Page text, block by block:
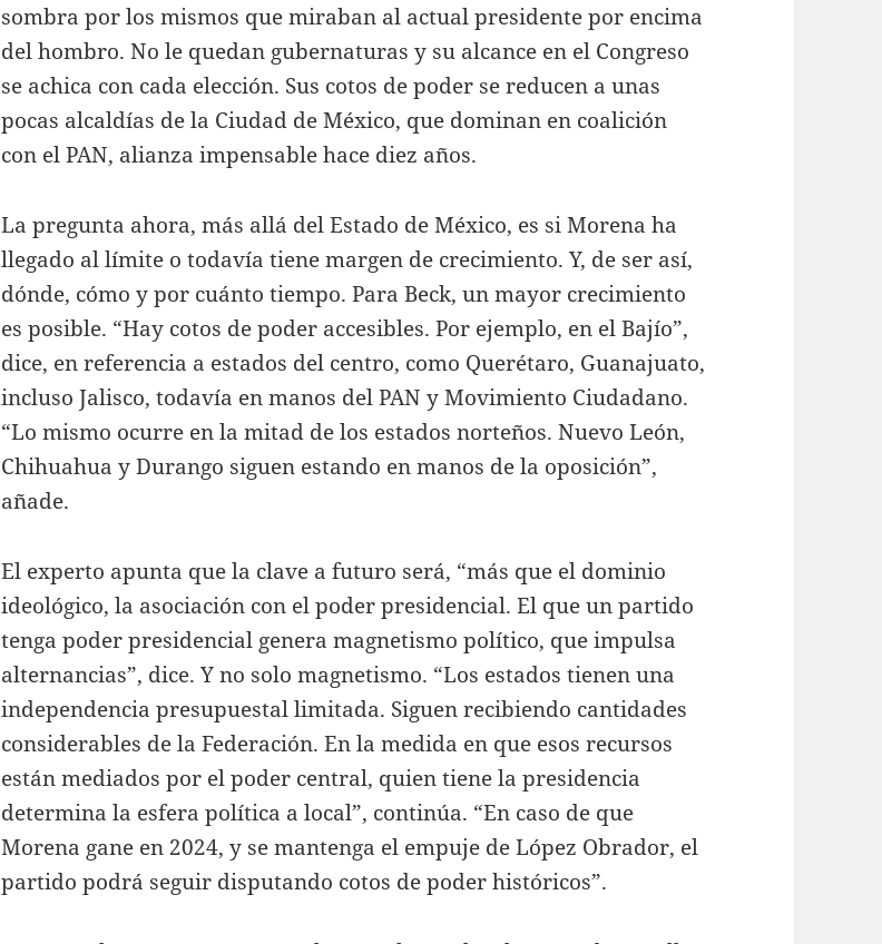
sombra por los mismos que miraban al actual presidente por encima
del hombro. No le quedan gubernaturas y su alcance en el Congreso
se achica con cada elección. Sus cotos de poder se reducen a unas
pocas alcaldías de la Ciudad de México, que dominan en coalición
con el PAN, alianza impensable hace diez años.
La pregunta ahora, más allá del Estado de México, es si Morena ha
llegado al límite o todavía tiene margen de crecimiento. Y, de ser así,
dónde, cómo y por cuánto tiempo. Para Beck, un mayor crecimiento
es posible. “Hay cotos de poder accesibles. Por ejemplo, en el Bajío”,
dice, en referencia a estados del centro, como Querétaro, Guanajuato,
incluso Jalisco, todavía en manos del PAN y Movimiento Ciudadano.
“Lo mismo ocurre en la mitad de los estados norteños. Nuevo León,
Chihuahua y Durango siguen estando en manos de la oposición”,
añade.
El experto apunta que la clave a futuro será, “más que el dominio
ideológico, la asociación con el poder presidencial. El que un partido
tenga poder presidencial genera magnetismo político, que impulsa
alternancias”, dice. Y no solo magnetismo. “Los estados tienen una
independencia presupuestal limitada. Siguen recibiendo cantidades
considerables de la Federación. En la medida en que esos recursos
están mediados por el poder central, quien tiene la presidencia
determina la esfera política a local”, continúa. “En caso de que
Morena gane en 2024, y se mantenga el empuje de López Obrador, el
partido podrá seguir disputando cotos de poder históricos”.